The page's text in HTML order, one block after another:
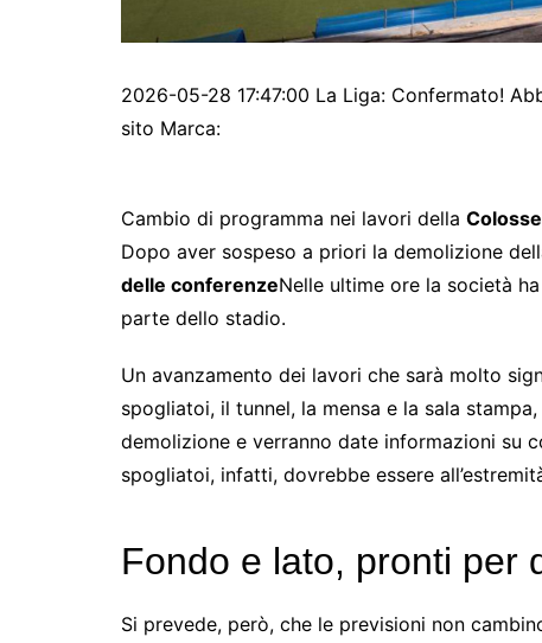
2026-05-28 17:47:00 La Liga: Confermato!
sito Marca:
Cambio di programma nei lavori della
Dopo aver sospeso a priori la demolizione
delle conferenzeNelle ultime ore la società
parte dello stadio.
Un avanzamento dei lavori che sarà molto
spogliatoi, il tunnel, la mensa e la sala
demolizione e verranno date informazioni su
spogliatoi, infatti, dovrebbe essere
Fondo e lato, pronti per
Si prevede, però, che le previsioni non